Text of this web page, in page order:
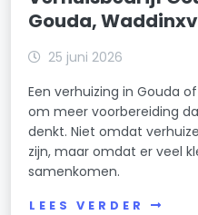
Gouda,
25 juni 2026
Een verhuizing in Gouda
om meer voorbereiding
denkt. Niet omdat
zijn, maar omdat er veel
samenkomen.
LEES VERDER